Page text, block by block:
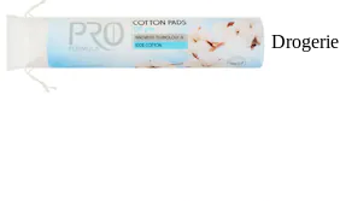
Drogerie